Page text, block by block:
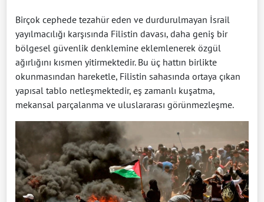
Birçok cephede tezahür eden ve durdurulmayan İsrail
yayılmacılığı karşısında Filistin davası, daha geniş bir
bölgesel güvenlik denklemine eklemlenerek özgül
ağırlığını kısmen yitirmektedir. Bu üç hattın birlikte
okunmasından hareketle, Filistin sahasında ortaya çıkan
yapısal tablo netleşmektedir, eş zamanlı kuşatma,
mekansal parçalanma ve uluslararası görünmezleşme.